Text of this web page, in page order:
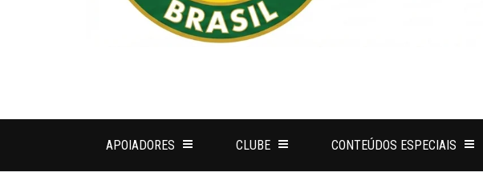
APOIADORES CLUBE CONTEÚDOS ESPECIAIS